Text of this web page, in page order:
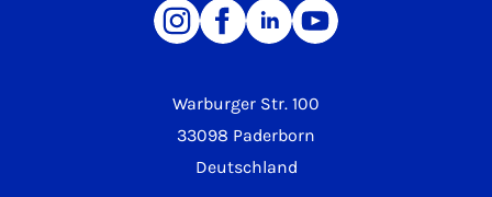
Warburger Str. 100
33098 Paderborn
Deutschland